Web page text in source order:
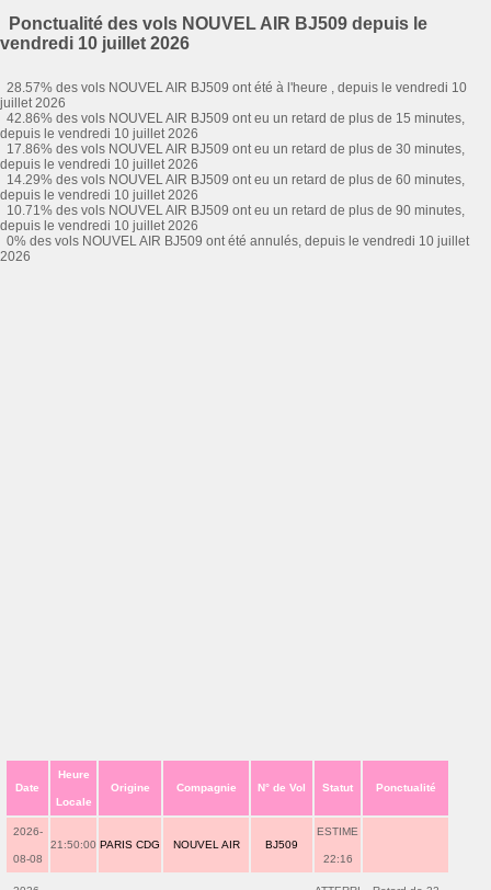
Ponctualité des vols NOUVEL AIR BJ509 depuis le
vendredi 10 juillet 2026
28.57% des vols NOUVEL AIR BJ509 ont été à l'heure , depuis le vendredi 10
juillet 2026
42.86% des vols NOUVEL AIR BJ509 ont eu un retard de plus de 15 minutes,
depuis le vendredi 10 juillet 2026
17.86% des vols NOUVEL AIR BJ509 ont eu un retard de plus de 30 minutes,
depuis le vendredi 10 juillet 2026
14.29% des vols NOUVEL AIR BJ509 ont eu un retard de plus de 60 minutes,
depuis le vendredi 10 juillet 2026
10.71% des vols NOUVEL AIR BJ509 ont eu un retard de plus de 90 minutes,
depuis le vendredi 10 juillet 2026
0% des vols NOUVEL AIR BJ509 ont été annulés, depuis le vendredi 10 juillet
2026
Date
Heure
Locale
Origine Compagnie N° de Vol Statut Ponctualité
2026-
08-08
21:50:00 PARIS CDG NOUVEL AIR BJ509
ESTIME
22:16